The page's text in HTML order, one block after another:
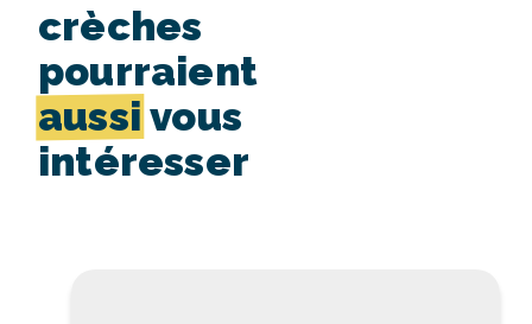
crèches
pourraient
aussi vous
intéresser